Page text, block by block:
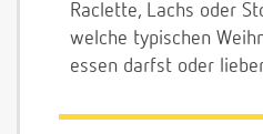
Raclette, Lachs oder
welche typischen
essen darfst oder